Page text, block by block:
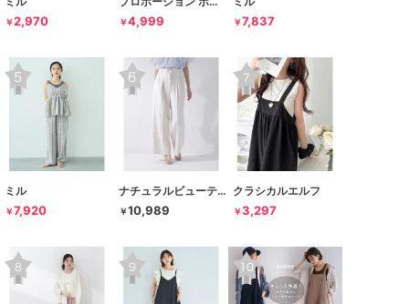
￥2,970 ￥4,999 ￥7,837
ミル
￥7,920
ナチュラルビューティーベーシック
￥10,989
クラシカルエルフ
￥3,297